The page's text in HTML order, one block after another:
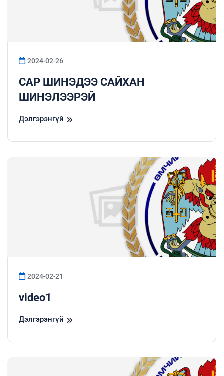
2024-02-26
САР ШИНЭДЭЭ САЙХАН
ШИНЭЛЭЭРЭЙ
Дэлгэрэнгүй
2024-02-21
video1
Дэлгэрэнгүй